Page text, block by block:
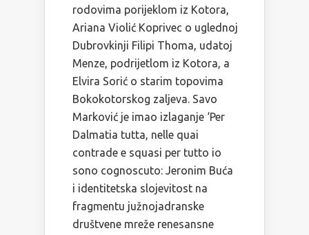
rodovima porijeklom iz Kotora,
Ariana Violić Koprivec o uglednoj
Dubrovkinji Filipi Thoma, udatoj
Menze, podrijetlom iz Kotora, a
Elvira Sorić o starim topovima
Bokokotorskog zaljeva. Savo
Marković je imao izlaganje ‘Per
Dalmatia tutta, nelle quai
contrade e squasi per tutto io
sono cognoscuto: Jeronim Buća
i identitetska slojevitost na
fragmentu južnojadranske
društvene mreže renesansne